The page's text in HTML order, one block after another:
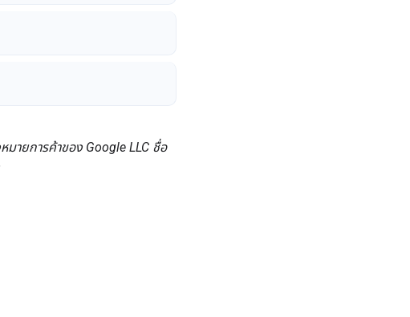
มายการค้าของ Google LLC ชื่อ